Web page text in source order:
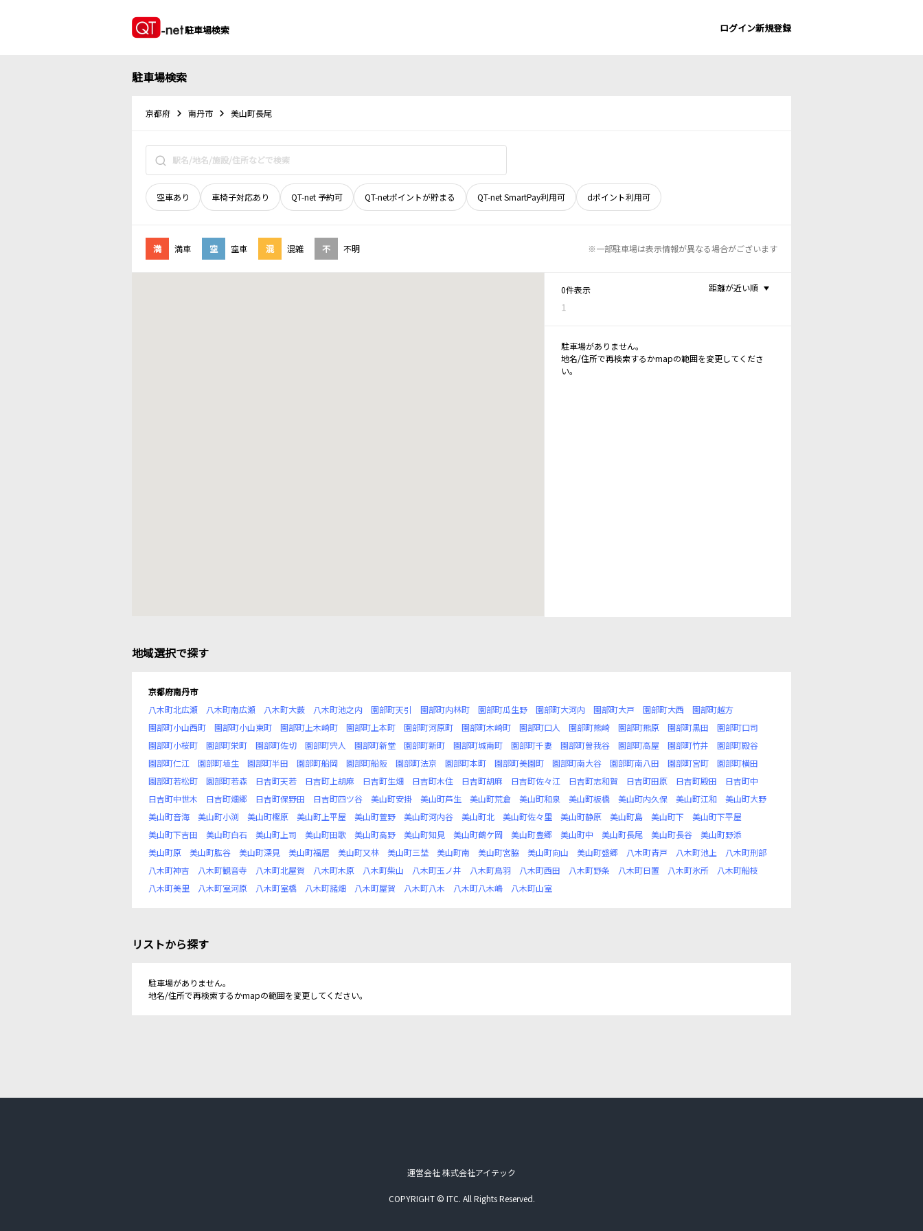
駐車場検索 ログイン新規登録
駐車場検索
京都府 南丹市 美山町長尾
空車あり 車椅子対応あり QT-net 予約可 QT-netポイントが貯まる QT-net SmartPay利用可 dポイント利用可
満 満車 空 空車 混 混雑 不 不明 ※一部駐車場は表示情報が異なる場合がございます
0件表示
1
距離が近い順
駐車場がありません。
地名/住所で再検索するかmapの範囲を変更してくださ
い。
地域選択で探す
京都府南丹市
八木町北広瀬
八木町南広瀬 八木町大薮 八木町池之内 園部町天引 園部町内林町 園部町瓜生野 園部町大河内 園部町大戸 園部町大西
園部町越方
園部町小山西町
園部町小山東町 園部町上木崎町 園部町上本町 園部町河原町 園部町木崎町 園部町口人 園部町熊崎 園部町熊原 園部町黒田
園部町口司
園部町小桜町
園部町栄町 園部町佐切 園部町宍人 園部町新堂 園部町新町 園部町城南町 園部町千妻 園部町曽我谷 園部町高屋 園部町竹井
園部町殿谷
園部町仁江
園部町埴生 園部町半田 園部町船岡 園部町船阪 園部町法京 園部町本町 園部町美園町 園部町南大谷 園部町南八田 園部町宮町
園部町横田
園部町若松町
園部町若森 日吉町天若 日吉町上胡麻 日吉町生畑 日吉町木住 日吉町胡麻 日吉町佐々江 日吉町志和賀 日吉町田原 日吉町殿田
日吉町中
日吉町中世木
日吉町畑郷 日吉町保野田 日吉町四ツ谷 美山町安掛 美山町芦生 美山町荒倉 美山町和泉 美山町板橋 美山町内久保 美山町江和
美山町大野
美山町音海
美山町小渕 美山町樫原 美山町上平屋 美山町萱野 美山町河内谷 美山町北 美山町佐々里 美山町静原 美山町島 美山町下
美山町下平屋
美山町下吉田
美山町白石 美山町上司 美山町田歌 美山町高野 美山町知見 美山町鶴ケ岡 美山町豊郷 美山町中 美山町長尾 美山町長谷
美山町野添
美山町原
美山町肱谷 美山町深見 美山町福居 美山町又林 美山町三埜 美山町南 美山町宮脇 美山町向山 美山町盛郷 八木町青戸 八木町池上
八木町刑部
八木町神吉
八木町観音寺 八木町北屋賀 八木町木原 八木町柴山 八木町玉ノ井 八木町鳥羽 八木町西田 八木町野条 八木町日置 八木町氷所
八木町船枝
八木町美里
八木町室河原 八木町室橋 八木町諸畑 八木町屋賀 八木町八木 八木町八木嶋 八木町山室
リストから探す
駐車場がありません。
地名/住所で再検索するかmapの範囲を変更してください。
運営会社 株式会社アイテック
COPYRIGHT © ITC. All Rights Reserved.